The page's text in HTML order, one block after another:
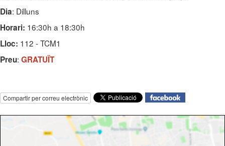
Dia: Dilluns
Horari: 16:30h a 18:30h
Lloc: 112 - TCM1
Preu: GRATUÏT
Compartir per correu electrònic